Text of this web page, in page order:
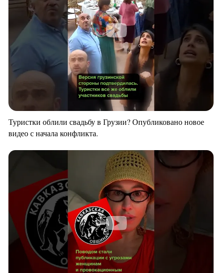
Туристки облили свадьбу в Грузии? Опубликовано новое
видео с начала конфликта.